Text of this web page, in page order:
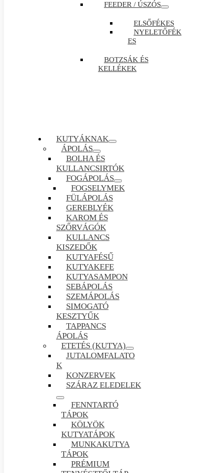
FEEDER / ÚSZÓS
ELSŐFÉKES
NYELETŐFÉK
ES
BOTZSÁK ÉS
KELLÉKEK
KUTYÁKNAK
ÁPOLÁS
BOLHA ÉS
KULLANCSIRTÓK
FOGÁPOLÁS
FOGSELYMEK
FÜLÁPOLÁS
GEREBLYÉK
KAROM ÉS
SZŐRVÁGÓK
KULLANCS
KISZEDŐK
KUTYAFÉSŰ
KUTYAKEFE
KUTYASAMPON
SEBÁPOLÁS
SZEMÁPOLÁS
SIMOGATÓ
KESZTYŰK
TAPPANCS
ÁPOLÁS
ETETÉS (KUTYA)
JUTALOMFALATO
K
KONZERVEK
SZÁRAZ ELEDELEK
FENNTARTÓ
TÁPOK
KÖLYÖK
KUTYATÁPOK
MUNKAKUTYA
TÁPOK
PRÉMIUM